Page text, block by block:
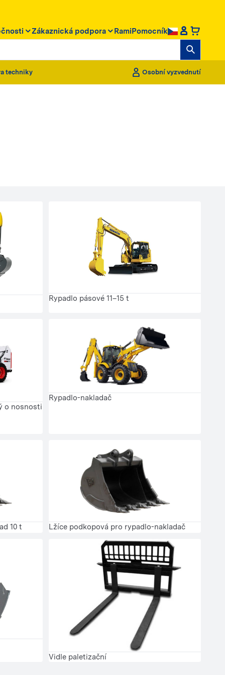
Zákaznická podpora RamiPomocník
techniky Osobní vyzvednutí
Rypadlo pásové 11–15 t
o nosnosti
Rypadlo-nakladač
10 t Lžíce podkopová pro rypadlo-nakladač
Vidle paletizační